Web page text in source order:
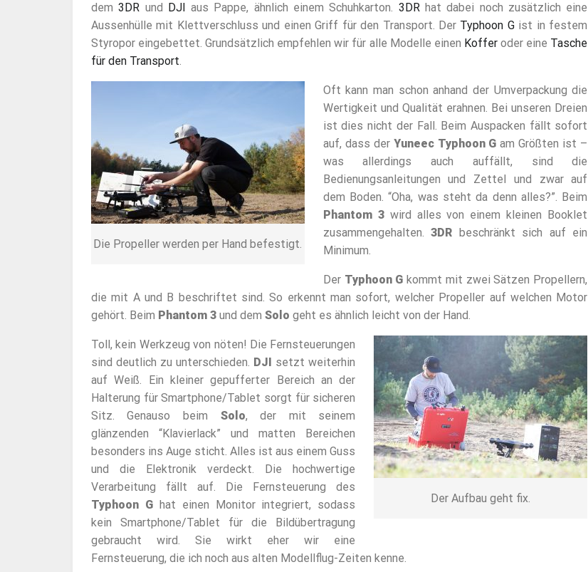
dem3DR und DJI aus Pappe, ähnlich einem Schuhkarton. 3DRhat dabei noch zusätzlich eine
Aussenhülle mit Klettverschluss und einen Griff für den Transport. Der Typhoon Gist in festem
Styropor eingebettet. Grundsätzlich empfehlen wir für alle Modelle einen Kofferoder eine Tasche
für den Transport.
Die Propeller werden per Hand befestigt.
Oft kann man schon anhand der Umverpackung die
Wertigkeit und Qualität erahnen. Bei unseren Dreien
ist dies nicht der Fall. Beim Auspacken fällt sofort
auf, dass der Yuneec Typhoon G am Größten ist –
was allerdings auch auffällt, sind die
Bedienungsanleitungen und Zettel und zwar auf
dem Boden. “Oha, was steht da denn alles?”. Beim
Phantom 3wird alles von einem kleinen Booklet
zusammengehalten.3DR beschränkt sich auf ein
Minimum.
Der Typhoon G kommt mit zwei Sätzen Propellern,
die mit A und B beschriftet sind. So erkennt man sofort, welcher Propeller auf welchen Motor
gehört. Beim Phantom 3und dem Solo geht es ähnlich leicht von der Hand.
Der Aufbau geht fix.
Toll, kein Werkzeug von nöten! Die Fernsteuerungen
sind deutlich zu unterschieden. DJI
setzt weiterhin
auf Weiß. Ein kleiner gepufferter Bereich an der
Halterung für Smartphone/Tablet sorgt für sicheren
Sitz. Genauso beim Solo, der mit seinem
glänzenden “Klavierlack” und matten Bereichen
besonders ins Auge sticht. Alles ist aus einem Guss
und die Elektronik verdeckt. Die hochwertige
Verarbeitung fällt auf. Die Fernsteuerung des
Typhoon Ghat einen Monitor integriert, sodass
kein Smartphone/Tablet für die Bildübertragung
gebraucht wird. Sie wirkt eher wir eine
Fernsteuerung, die ich noch aus alten Modellflug-Zeiten kenne.